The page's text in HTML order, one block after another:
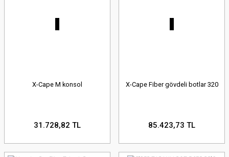
X-Cape M konsol
31.728,82 TL
X-Cape Fiber gövdeli botlar 320
85.423,73 TL